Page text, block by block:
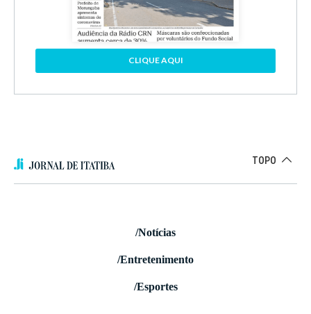
CLIQUE AQUI
TOPO
/Notícias
/Entretenimento
/Esportes